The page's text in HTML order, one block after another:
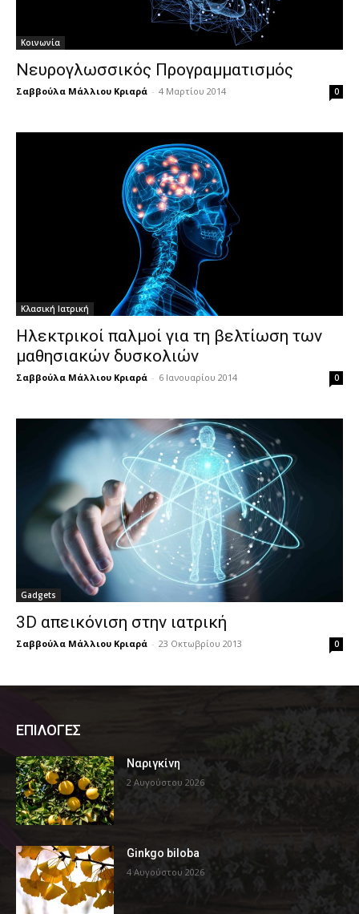
Κοινωνία
Νευρογλωσσικός Προγραμματισμός
Σαββούλα Μάλλιου Κριαρά - 4 Μαρτίου 2014 0
Κλασική Ιατρική
Ηλεκτρικοί παλμοί για τη βελτίωση των
μαθησιακών δυσκολιών
Σαββούλα Μάλλιου Κριαρά - 6 Ιανουαρίου 2014 0
Gadgets
3D απεικόνιση στην ιατρική
Σαββούλα Μάλλιου Κριαρά - 23 Οκτωβρίου 2013 0
ΕΠΙΛΟΓΕΣ
Ναριγκίνη
2 Αυγούστου 2026
Ginkgo biloba
4 Αυγούστου 2026